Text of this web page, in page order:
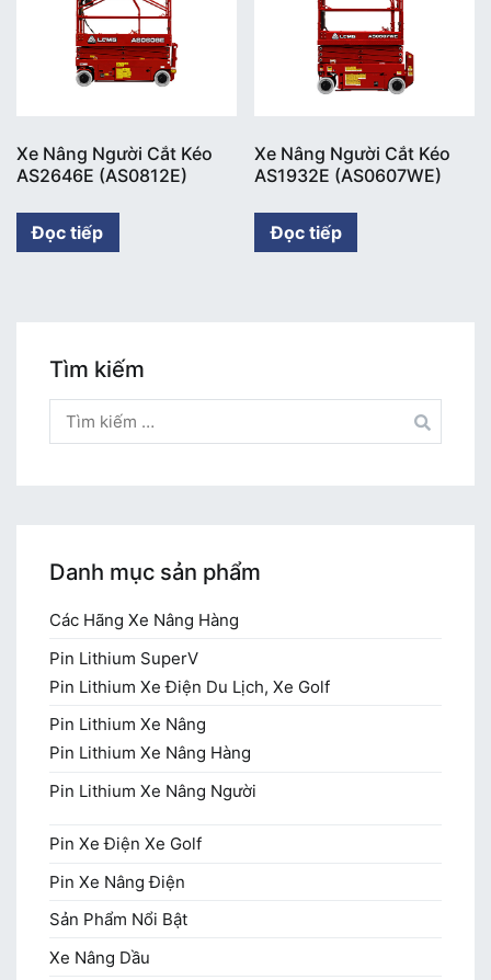
Xe Nâng Người Cắt Kéo
AS2646E (AS0812E)
Đọc tiếp
Xe Nâng Người Cắt Kéo
AS1932E (AS0607WE)
Đọc tiếp
Tìm kiếm
kiếm
cho:
Danh mục sản phẩm
Các Hãng Xe Nâng Hàng
Pin Lithium SuperV
Pin Lithium Xe Điện Du Lịch, Xe Golf
Pin Lithium Xe Nâng
Pin Lithium Xe Nâng Hàng
Pin Lithium Xe Nâng Người
Pin Xe Điện Xe Golf
Pin Xe Nâng Điện
Sản Phẩm Nổi Bật
Xe Nâng Dầu